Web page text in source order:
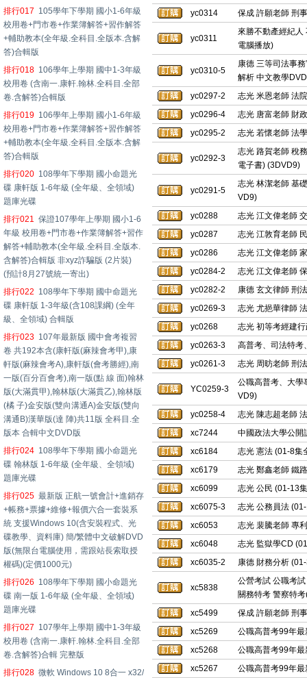
排行017 105學年下學期 國小1-6年級
校用卷+門市卷+作業簿解答+習作解答
+輔助教本(全年級.全科目.全版本.含解
答)合輯版
排行018 106學年上學期 國中1-3年級
校用卷 (含南一.康軒.翰林.全科目.全部
卷.含解答)合輯版
排行019 106學年上學期 國小1-6年級
校用卷+門市卷+作業簿解答+習作解答
+輔助教本(全年級.全科目.全版本.含解
答)合輯版
排行020 108學年下學期 國小命題光
碟 康軒版 1-6年級 (全年級、全領域)
題庫光碟
排行021 保證107學年上學期 國小1-6
年級 校用卷+門市卷+作業簿解答+習作
解答+輔助教本(全年級.全科目.全版本.
含解答)合輯版 非xyz詐騙版 (2片裝)
(預計8月27號統一寄出)
排行022 108學年下學期 國中命題光
碟 康軒版 1-3年級(含108課綱) (全年
級、全領域) 合輯版
排行023 107年最新版 國中會考複習
卷 共192本含(康軒版(麻辣會考甲),康
軒版(麻辣會考A),康軒版(會考勝經),南
一版(百分百會考),南一版(點 線 面)翰林
版(大滿貫甲),翰林版(大滿貫乙),翰林版
(橘 子)金安版(雙向溝通A)金安版(雙向
溝通B)漢華版(達 陣)共11版 全科目.全
版本 合輯中文DVD版
排行024 108學年下學期 國小命題光
碟 翰林版 1-6年級 (全年級、全領域)
題庫光碟
排行025 最新版 正航一號會計+進銷存
+帳務+票據+維修+報價六合一套裝系
統 支援Windows 10(含安裝程式、光
碟教學、資料庫) 簡/繁體中文破解DVD
版(無限台電腦使用，需跟站長索取授
權碼)(定價1000元)
排行026 108學年下學期 國小命題光
碟 南一版 1-6年級 (全年級、全領域)
題庫光碟
排行027 107學年上學期 國中1-3年級
校用卷 (含南一.康軒.翰林.全科目.全部
卷.含解答)合輯 完整版
排行028 微軟 Windows 10 8合一 x32/
yc0314
保成 許願老師 刑
yc0311
來勝不動產經紀人
電腦播放)
yc0310-5
康德 三等司法事
解析 中文教學
yc0297-2
志光 米恩老師 法
yc0296-4
志光 唐富老師 財
yc0295-2
志光 若懷老師 法
yc0292-3
志光 路賀老師 稅
電子書) (3DVD9)
yc0291-5
志光 林潔老師 基
VD9)
yc0288
志光 江文偉老師
yc0287
志光 江敦育老師
yc0286
志光 江文偉老師
yc0284-2
志光 江文偉老師
yc0282-2
康德 玄文律師 刑
yc0269-3
志光 尤挹華律師
yc0268
志光 初等考經建
yc0263-3
高普考、司法特考
yc0261-3
志光 周昉老師 刑
YC0259-3
公職高普考、大學
VD9)
yc0258-4
志光 陳志超老師
xc7244
中國政法大學公開
xc6184
志光 憲法 (01-8集
xc6179
志光 鄭鑫老師 鐵
xc6099
志光 公民 (01-13
xc6075-3
志光 公務員法
xc6053
志光 裴騰老師 專
xc6048
志光 監獄學CD
xc6035-2
康德 財務分析
xc5838
公營考試 公職考
關務特考 警察特
xc5499
保成 許願老師 刑
xc5269
公職高普考99年
xc5268
公職高普考99年
xc5267
公職高普考99年